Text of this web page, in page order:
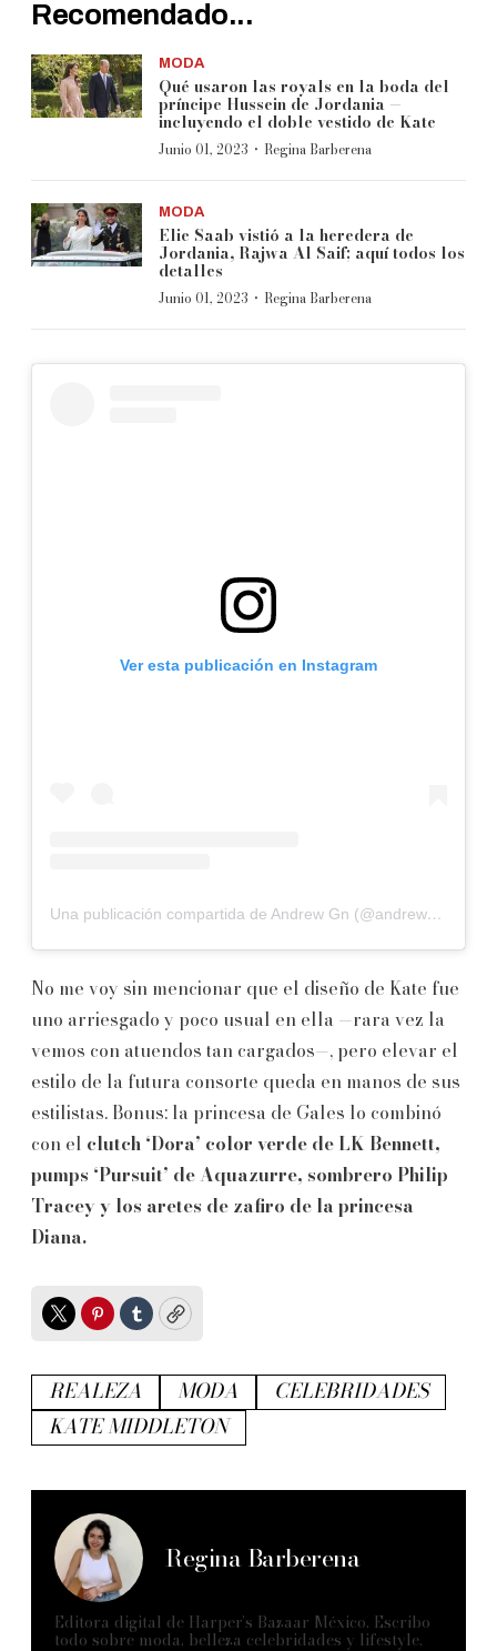
Recomendado...
MODA
Qué usaron las royals en la boda del
príncipe Hussein de Jordania —
incluyendo el doble vestido de Kate
Junio 01, 2023 · Regina Barberena
MODA
Elie Saab vistió a la heredera de
Jordania, Rajwa Al Saif; aquí todos los
detalles
Junio 01, 2023 · Regina Barberena
Ver esta publicación en Instagram
Una publicación compartida de Andrew Gn (@andrewgn)
No me voy sin mencionar que el diseño de Kate fue
uno arriesgado y poco usual en ella —rara vez la
vemos con atuendos tan cargados—, pero elevar el
estilo de la futura consorte queda en manos de sus
estilistas. Bonus: la princesa de Gales lo combinó
con el clutch ‘Dora’ color verde de LK Bennett,
pumps ‘Pursuit’ de Aquazurre, sombrero Philip
Tracey y los aretes de zafiro de la princesa
Diana.
TwitterPinterest
TumblrCopy
REALEZA MODA
CELEBRIDADES
KATE MIDDLETON
Regina Barberena
Editora digital de Harper’s Bazaar México. Escribo
todo sobre moda, belleza celebridades y lifestyle,